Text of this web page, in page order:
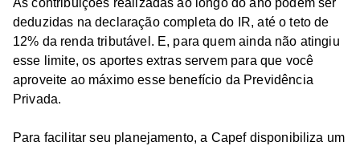
As contribuições realizadas ao longo do ano podem ser
deduzidas na declaração completa do IR, até o teto de
12% da renda tributável. E, para quem ainda não atingiu
esse limite, os aportes extras servem para que você
aproveite ao máximo esse benefício da Previdência
Privada.
Para facilitar seu planejamento, a Capef disponibiliza um